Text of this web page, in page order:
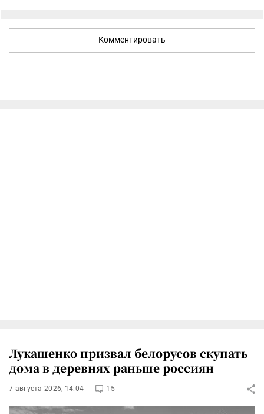
Комментировать
Лукашенко призвал белорусов скупать
дома в деревнях раньше россиян
7 августа 2026, 14:04 15